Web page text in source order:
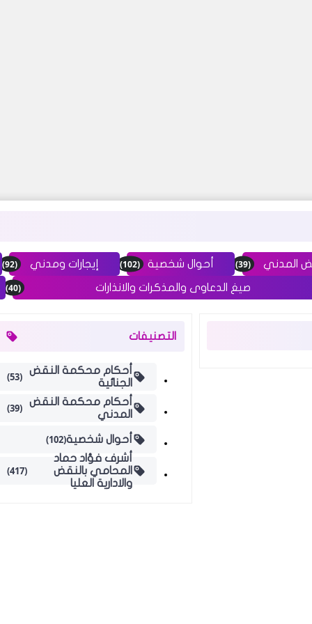
المدني (39) أحوال شخصية (102) إيجارات ومدني (92)
صيغ الدعاوى والمذكرات والانذارات (40)
التصنيفات
أحكام محكمة النقض
الجنائية
(53)
أحكام محكمة النقض
المدني
(39)
أحوال شخصية(102)
أشرف فؤاد حماد
المحامي بالنقض
والادارية العليا
(417)